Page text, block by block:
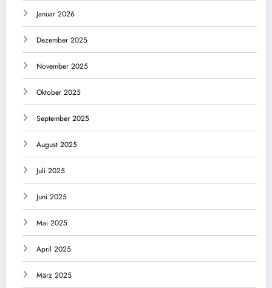
Januar 2026
Dezember 2025
November 2025
Oktober 2025
September 2025
August 2025
Juli 2025
Juni 2025
Mai 2025
April 2025
März 2025